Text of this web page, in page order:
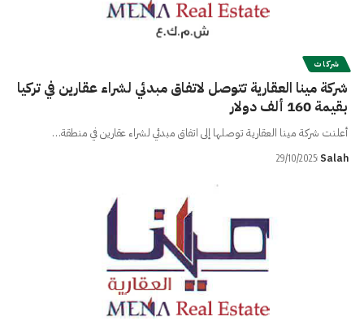
شركات
شركة مينا العقارية تتوصل لاتفاق مبدئي لشراء عقارين في تركيا
بقيمة 160 ألف دولار
أعلنت شركة مينا العقارية توصلها إلى اتفاق مبدئي لشراء عقارين في منطقة…
Salah
29/10/2025